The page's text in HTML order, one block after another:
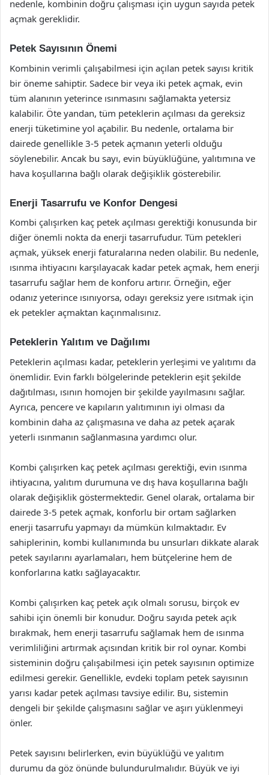
nedenle, kombinin doğru çalışması için uygun sayıda petek
açmak gereklidir.
Petek Sayısının Önemi
Kombinin verimli çalışabilmesi için açılan petek sayısı kritik
bir öneme sahiptir. Sadece bir veya iki petek açmak, evin
tüm alanının yeterince ısınmasını sağlamakta yetersiz
kalabilir. Öte yandan, tüm peteklerin açılması da gereksiz
enerji tüketimine yol açabilir. Bu nedenle, ortalama bir
dairede genellikle 3-5 petek açmanın yeterli olduğu
söylenebilir. Ancak bu sayı, evin büyüklüğüne, yalıtımına ve
hava koşullarına bağlı olarak değişiklik gösterebilir.
Enerji Tasarrufu ve Konfor Dengesi
Kombi çalışırken kaç petek açılması gerektiği konusunda bir
diğer önemli nokta da enerji tasarrufudur. Tüm petekleri
açmak, yüksek enerji faturalarına neden olabilir. Bu nedenle,
ısınma ihtiyacını karşılayacak kadar petek açmak, hem enerji
tasarrufu sağlar hem de konforu artırır. Örneğin, eğer
odanız yeterince ısınıyorsa, odayı gereksiz yere ısıtmak için
ek petekler açmaktan kaçınmalısınız.
Peteklerin Yalıtım ve Dağılımı
Peteklerin açılması kadar, peteklerin yerleşimi ve yalıtımı da
önemlidir. Evin farklı bölgelerinde peteklerin eşit şekilde
dağıtılması, ısının homojen bir şekilde yayılmasını sağlar.
Ayrıca, pencere ve kapıların yalıtımının iyi olması da
kombinin daha az çalışmasına ve daha az petek açarak
yeterli ısınmanın sağlanmasına yardımcı olur.
Kombi çalışırken kaç petek açılması gerektiği, evin ısınma
ihtiyacına, yalıtım durumuna ve dış hava koşullarına bağlı
olarak değişiklik göstermektedir. Genel olarak, ortalama bir
dairede 3-5 petek açmak, konforlu bir ortam sağlarken
enerji tasarrufu yapmayı da mümkün kılmaktadır. Ev
sahiplerinin, kombi kullanımında bu unsurları dikkate alarak
petek sayılarını ayarlamaları, hem bütçelerine hem de
konforlarına katkı sağlayacaktır.
Kombi çalışırken kaç petek açık olmalı sorusu, birçok ev
sahibi için önemli bir konudur. Doğru sayıda petek açık
bırakmak, hem enerji tasarrufu sağlamak hem de ısınma
verimliliğini artırmak açısından kritik bir rol oynar. Kombi
sisteminin doğru çalışabilmesi için petek sayısının optimize
edilmesi gerekir. Genellikle, evdeki toplam petek sayısının
yarısı kadar petek açılması tavsiye edilir. Bu, sistemin
dengeli bir şekilde çalışmasını sağlar ve aşırı yüklenmeyi
önler.
Petek sayısını belirlerken, evin büyüklüğü ve yalıtım
durumu da göz önünde bulundurulmalıdır. Büyük ve iyi